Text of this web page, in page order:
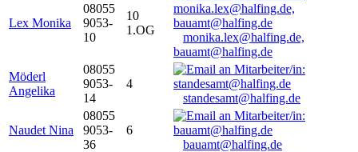
Lex Monika
08055
9053-
10
10
1.OG
monika.lex@halfing.de,
bauamt@halfing.de
Möderl
Angelika
08055
9053-
14
4
standesamt@halfing.de
Naudet Nina
08055
9053-
36
6
bauamt@halfing.de